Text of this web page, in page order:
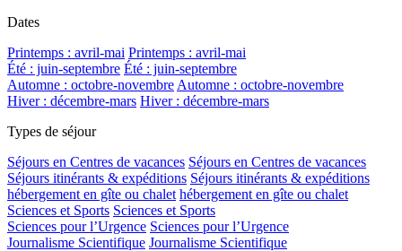
Dates
Printemps : avril-mai Printemps : avril-mai
Été : juin-septembre Été : juin-septembre
Automne : octobre-novembre Automne : octobre-novembre
Hiver : décembre-mars Hiver : décembre-mars
Types de séjour
Séjours en Centres de vacances Séjours en Centres de vacances
Séjours itinérants & expéditions Séjours itinérants & expéditions
hébergement en gîte ou chalet hébergement en gîte ou chalet
Sciences et Sports Sciences et Sports
Sciences pour l’Urgence Sciences pour l’Urgence
Journalisme Scientifique Journalisme Scientifique